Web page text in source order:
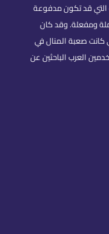
التي قد تكون مدفوعة
ومفعلة. وقد كان
كانت صعبة المنال في
العرب الباحثين عن